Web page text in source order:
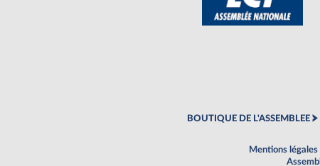
BOUTIQUE DE L'ASSEMBLEE
Mentions légales